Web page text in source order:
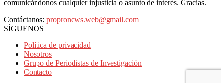
comunicándonos cualquier injusticia o asunto de interés. Gracias.
Contáctanos: propronews.web@gmail.com
SÍGUENOS
Política de privacidad
Nosotros
Grupo de Periodistas de Investigación
Contacto